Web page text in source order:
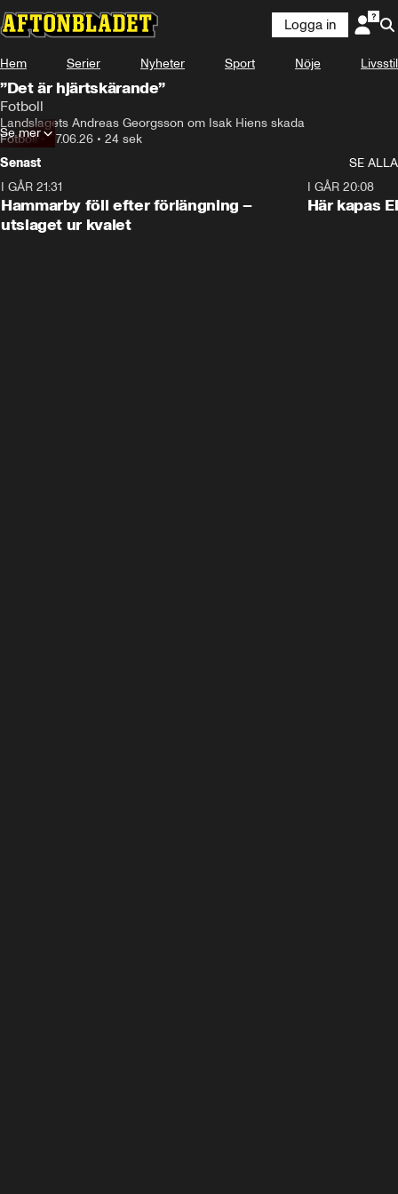
Logga in
Hem Serier Nyheter Sport Nöje Livsstil
”Det är hjärtskärande”
Fotboll
Landslagets Andreas Georgsson om Isak Hiens skada
Fotboll•27.06.26 • 24 sek
Se mer
Senast
SE ALLA
I GÅR 21:31
Hammarby föll efter förlängning –
utslaget ur kvalet
I GÅR 20:08
Här kapas